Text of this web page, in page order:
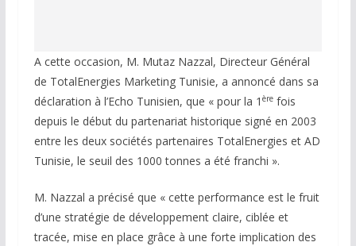
A cette occasion, M. Mutaz Nazzal, Directeur Général
de TotalEnergies Marketing Tunisie, a annoncé dans sa
déclaration à l’Echo Tunisien, que « pour la 1 èrefois
depuis le début du partenariat historique signé en 2003
entre les deux sociétés partenaires TotalEnergies et AD
Tunisie, le seuil des 1000 tonnes a été franchi ».
M. Nazzal a précisé que « cette performance est le fruit
d’une stratégie de développement claire, ciblée et
tracée, mise en place grâce à une forte implication des